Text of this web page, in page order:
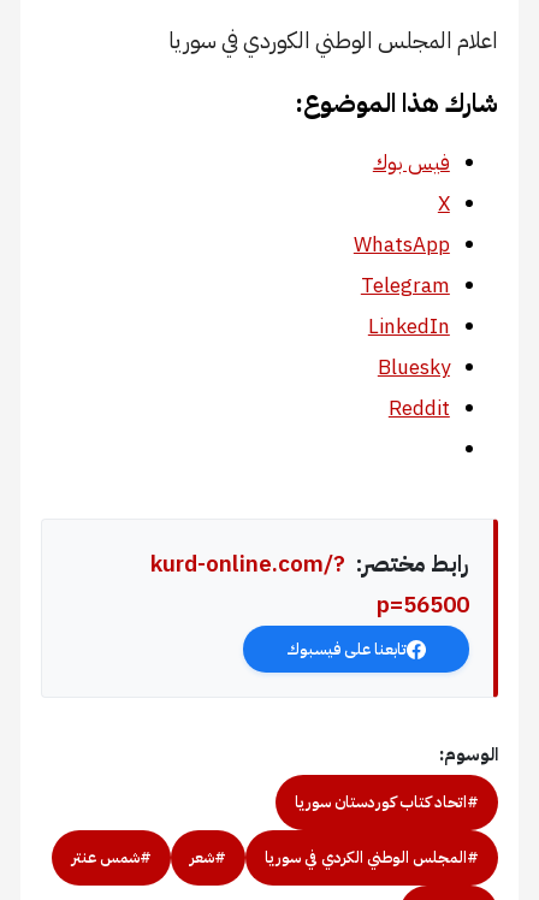
اعلام المجلس الوطني الكوردي في سوريا
شارك هذا الموضوع:
فيس بوك
X
WhatsApp
Telegram
LinkedIn
Bluesky
Reddit
رابط مختصر: kurd-online.com/?
p=56500
تابعنا على فيسبوك
الوسوم:
#اتحاد كتاب كوردستان سوريا
#المجلس الوطني الكردي في سوريا #شعر #شمس عنتر